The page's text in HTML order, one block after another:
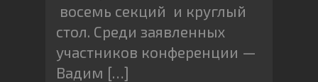
восемь секций и круглый
стол. Среди заявленных
участников конференции —
Вадим […]